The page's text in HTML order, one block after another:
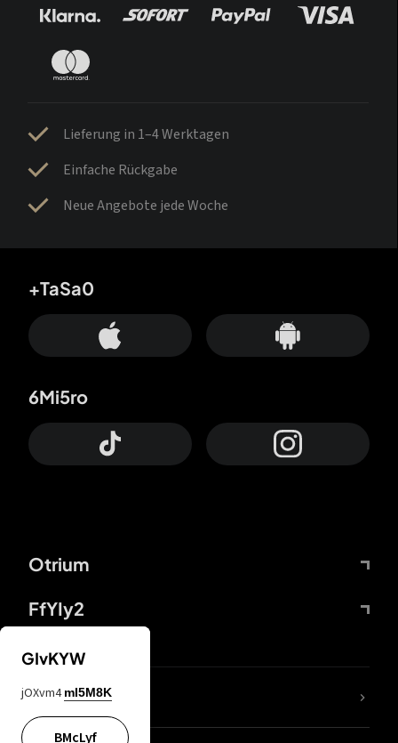
Lieferung in 1–4 Werktagen
Einfache Rückgabe
Neue Angebote jede Woche
Otrium
FfYIy2
+TaSa0
6Mi5ro
DDcvSo
GIvKYW
jOXvm4 mI5M8K
BMcLyf